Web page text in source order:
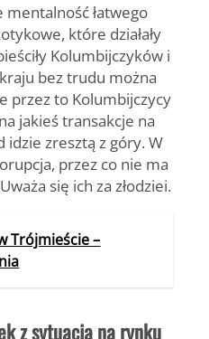
mentalność łatwego
które działały
Kolumbijczyków i
bez trudu można
przez to Kolumbijczycy
jakieś transakcje na
idzie zresztą z góry. W
przez co nie ma
się ich za złodziei.
Trójmieście –
z sytuacją na rynku